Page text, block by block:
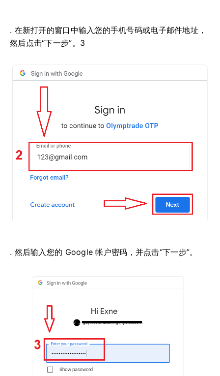
. 在新打开的窗口中输入您的手机号码或电子邮件地址，
然后点击“下一步”。3
. 然后输入您的 Google 帐户密码，并点击“下一步”。